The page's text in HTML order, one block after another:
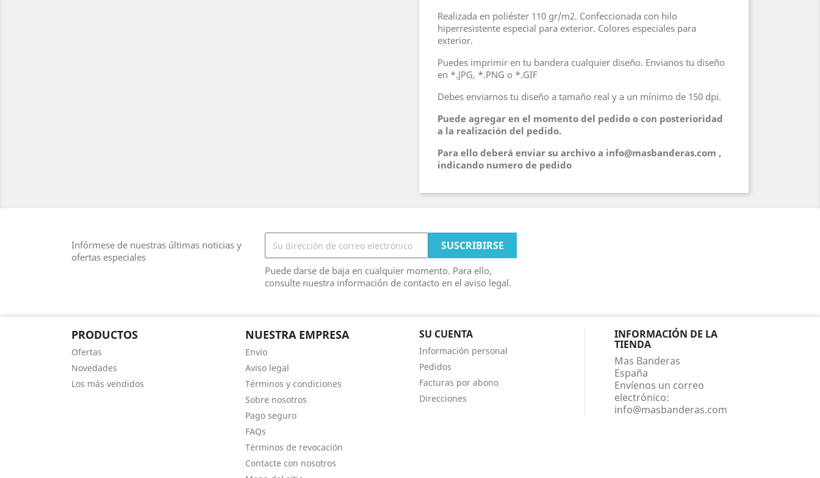
Realizada en poliéster 110 gr/m2. Confeccionada con hilo
hiperresistente especial para exterior. Colores especiales para
exterior.
Puedes imprimir en tu bandera cualquier diseño. Envianos tu diseño
en *.JPG, *.PNG o *.GIF
Debes enviarnos tu diseño a tamaño real y a un mínimo de 150 dpi.
Puede agregar en el momento del pedido o con posterioridad
a la realización del pedido.
Para ello deberá enviar su archivo a info@masbanderas.com ,
indicando numero de pedido
Infórmese de nuestras últimas noticias y
ofertas especiales
Puede darse de baja en cualquier momento. Para ello,
consulte nuestra información de contacto en el aviso legal.
PRODUCTOS
Ofertas
Novedades
Los más vendidos
NUESTRA EMPRESA
Envío
Aviso legal
Términos y condiciones
Sobre nosotros
Pago seguro
FAQs
Términos de revocación
Contacte con nosotros
SU CUENTA
Información personal
Pedidos
Facturas por abono
Direcciones
INFORMACIÓN DE LA
TIENDA
Mas Banderas
España
Envíenos un correo
electrónico:
info@masbanderas.com